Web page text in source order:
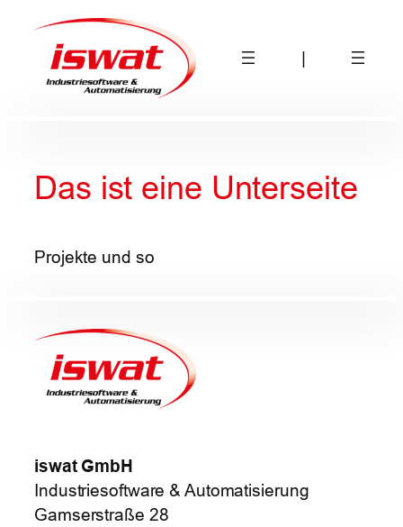
Zum
springen
|
Das ist eine Unterseite
Projekte und so
iswat GmbH
Industriesoftware & Automatisierung
Gamserstraße 28